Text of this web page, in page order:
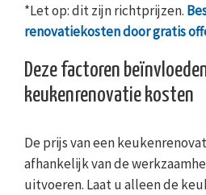
*Let op: dit zijn richtprijzen.
renovatiekosten door gratis
Deze factoren
keukenrenovatie kosten
De prijs van een
afhankelijk van de
uitvoeren. Laat u alleen de